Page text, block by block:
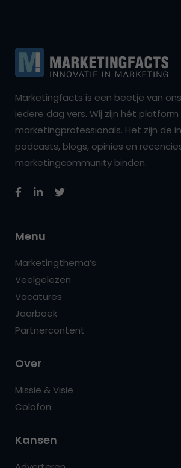
Marketingfacts is een beetje van
iedere dag vers. Wij zijn hét platform
marketingprofessionals. Het zijn de
podcasts, blogs, opinies en
marketingcommunity binden.
Menu
Marketingthema’s
Veelgelezen
Vacatures
Jaarboek
Partnercontent
Over
Missie & Visie
Colofon
Kansen